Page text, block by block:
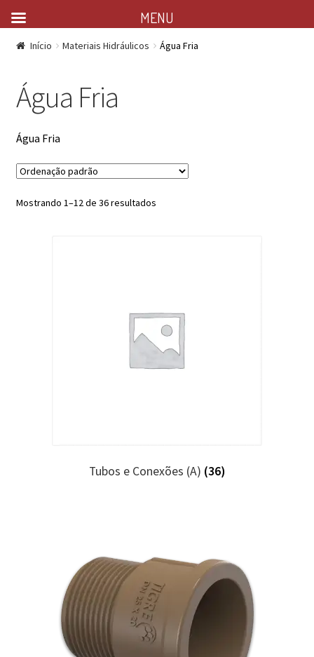
Início Materiais Hidráulicos Água Fria
Água Fria
Água Fria
Mostrando 1–12 de 36 resultados
Tubos e Conexões (A) (36)
MENU